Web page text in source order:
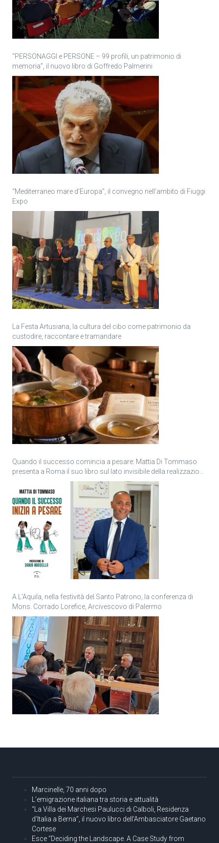
“PERSONAGGI e PERSONE – 99 profili, un patrimonio di
memoria”, il nuovo libro di Goffredo Palmerini
“Mediterraneo mare d’Europa”, il convegno nell’ambito di Fiuggi
Expo
La Festa Artusiana, la cultura del cibo come patrimonio da
custodire, raccontare e tramandare
Quando il successo comincia a pesare: Mattia Di Tommaso
presenta a Roma il suo libro sul lato invisibile della realizzazione
A L’Aquila, nella festività del Santo Patrono, la conferenza di
Mons. Corrado Lorefice, Arcivescovo di Palermo
Marcinelle, 70 anni dopo
L’emigrazione italiana tra storia e attualità
“La Villa dei Marchesi Paulucci di Calboli, Residenza
d’Italia a Berna”, il nuovo libro dell’Ambasciatore Gaetano
Cortese
Esce “Deciding the Landscape. A Case Study from